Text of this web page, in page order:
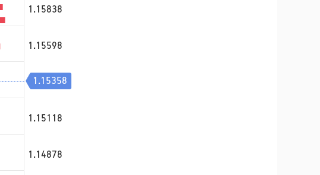
1.15838
1.15598
1.15358
1.15118
1.14878
1.15358